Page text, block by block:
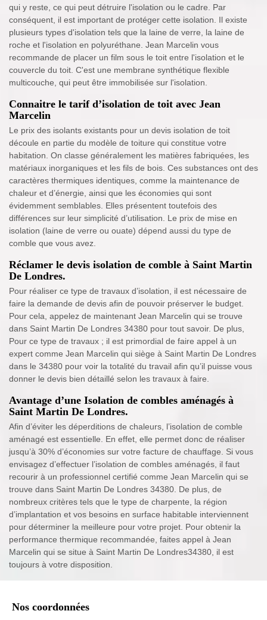
qui y reste, ce qui peut détruire l'isolation ou le cadre. Par
conséquent, il est important de protéger cette isolation. Il existe
plusieurs types d'isolation tels que la laine de verre, la laine de
roche et l'isolation en polyuréthane. Jean Marcelin vous
recommande de placer un film sous le toit entre l'isolation et le
couvercle du toit. C'est une membrane synthétique flexible
multicouche, qui peut être immobilisée sur l'isolation.
Connaitre le tarif d’isolation de toit avec Jean
Marcelin
Le prix des isolants existants pour un devis isolation de toit
découle en partie du modèle de toiture qui constitue votre
habitation. On classe généralement les matières fabriquées, les
matériaux inorganiques et les fils de bois. Ces substances ont des
caractères thermiques identiques, comme la maintenance de
chaleur et d’énergie, ainsi que les économies qui sont
évidemment semblables. Elles présentent toutefois des
différences sur leur simplicité d’utilisation. Le prix de mise en
isolation (laine de verre ou ouate) dépend aussi du type de
comble que vous avez.
Réclamer le devis isolation de comble à Saint Martin
De Londres.
Pour réaliser ce type de travaux d’isolation, il est nécessaire de
faire la demande de devis afin de pouvoir préserver le budget.
Pour cela, appelez de maintenant Jean Marcelin qui se trouve
dans Saint Martin De Londres 34380 pour tout savoir. De plus,
Pour ce type de travaux ; il est primordial de faire appel à un
expert comme Jean Marcelin qui siège à Saint Martin De Londres
dans le 34380 pour voir la totalité du travail afin qu’il puisse vous
donner le devis bien détaillé selon les travaux à faire.
Avantage d’une Isolation de combles aménagés à
Saint Martin De Londres.
Afin d’éviter les déperditions de chaleurs, l’isolation de comble
aménagé est essentielle. En effet, elle permet donc de réaliser
jusqu’à 30% d’économies sur votre facture de chauffage. Si vous
envisagez d’effectuer l’isolation de combles aménagés, il faut
recourir à un professionnel certifié comme Jean Marcelin qui se
trouve dans Saint Martin De Londres 34380. De plus, de
nombreux critères tels que le type de charpente, la région
d’implantation et vos besoins en surface habitable interviennent
pour déterminer la meilleure pour votre projet. Pour obtenir la
performance thermique recommandée, faites appel à Jean
Marcelin qui se situe à Saint Martin De Londres34380, il est
toujours à votre disposition.
Nos coordonnées